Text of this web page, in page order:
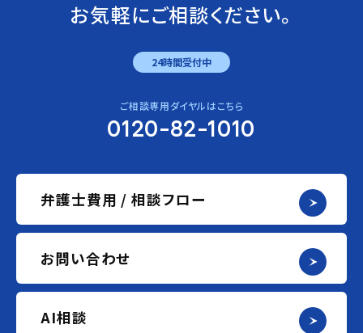
お気軽にご相談ください。
24時間受付中
ご相談専用ダイヤルはこちら
0120-82-1010
弁護士費用 / 相談フロー
お問い合わせ
AI相談